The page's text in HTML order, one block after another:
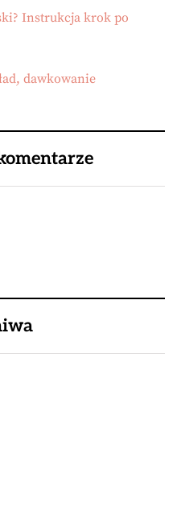
Instrukcja krok po
dawkowanie